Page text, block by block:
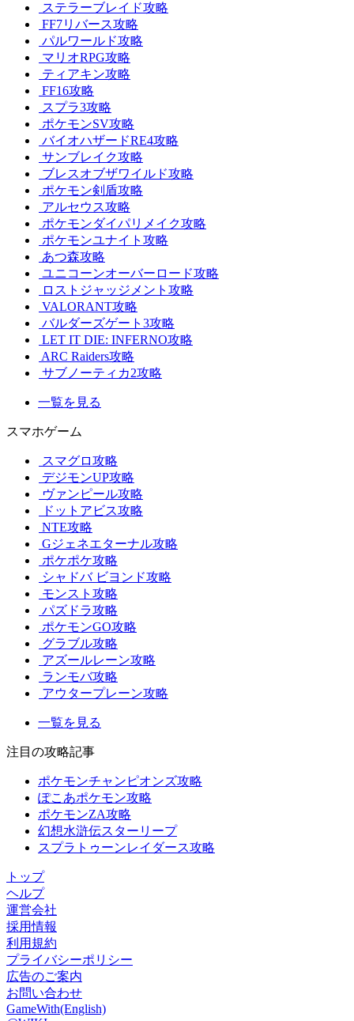
ステラーブレイド攻略
FF7リバース攻略
パルワールド攻略
マリオRPG攻略
ティアキン攻略
FF16攻略
スプラ3攻略
ポケモンSV攻略
バイオハザードRE4攻略
サンブレイク攻略
ブレスオブザワイルド攻略
ポケモン剣盾攻略
アルセウス攻略
ポケモンダイパリメイク攻略
ポケモンユナイト攻略
あつ森攻略
ユニコーンオーバーロード攻略
ロストジャッジメント攻略
VALORANT攻略
バルダーズゲート3攻略
LET IT DIE: INFERNO攻略
ARC Raiders攻略
サブノーティカ2攻略
一覧を見る
スマホゲーム
スマグロ攻略
デジモンUP攻略
ヴァンピール攻略
ドットアビス攻略
NTE攻略
Gジェネエターナル攻略
ポケポケ攻略
シャドバ ビヨンド攻略
モンスト攻略
パズドラ攻略
ポケモンGO攻略
グラブル攻略
アズールレーン攻略
ランモバ攻略
アウタープレーン攻略
一覧を見る
注目の攻略記事
ポケモンチャンピオンズ攻略
ぽこあポケモン攻略
ポケモンZA攻略
幻想水滸伝スターリープ
スプラトゥーンレイダース攻略
トップ
ヘルプ
運営会社
採用情報
利用規約
プライバシーポリシー
広告のご案内
お問い合わせ
GameWith(English)